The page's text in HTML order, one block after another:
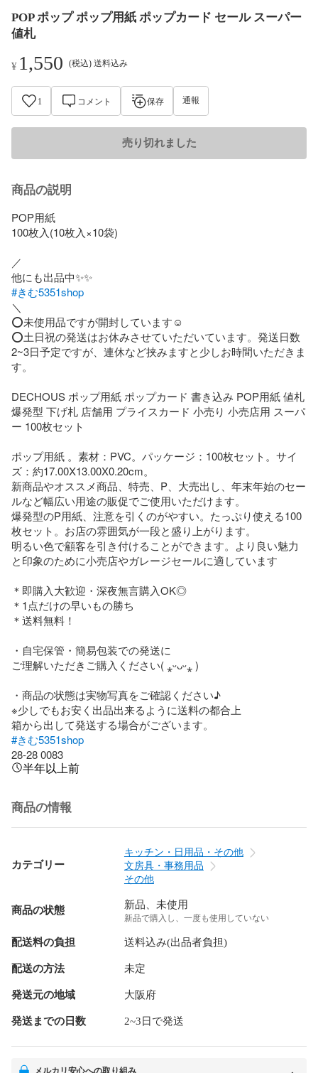
POP ポップ ポップ用紙 ポップカード セール スーパー
値札
¥ 1,550 (税込) 送料込み
1 コメント 保存 通報
売り切れました
商品の説明
POP用紙
100枚入(10枚入×10袋)
／
#きむ5351shop
＼
⭕️未使用品ですが開封しています☺︎︎
⭕️土日祝の発送はお休みさせていただいています。発送日数
2~3日予定ですが、連休など挟みますと少しお時間いただきま
す。
DECHOUS ポップ用紙 ポップカード 書き込み POP用紙 値札
爆発型 下げ札 店舗用 プライスカード 小売り 小売店用 スーパ
ー 100枚セット
ポップ用紙 。素材：PVC。パッケージ：100枚セット。サイ
ズ：約17.00X13.00X0.20cm。
新商品やオススメ商品、特売、P、大売出し、年末年始のセー
ルなど幅広い用途の販促でご使用いただけます。
爆発型のP用紙、注意を引くのがやすい。たっぷり使える100
枚セット。お店の雰囲気が一段と盛り上がります。
明るい色で顧客を引き付けることができます。より良い魅力
と印象のために小売店やガレージセールに適しています
＊即購入大歓迎・深夜無言購入OK◎
＊1点だけの早いもの勝ち
＊送料無料！
・自宅保管・簡易包装での発送に
ご理解いただきご購入ください( ⁎ᵕᴗᵕ⁎ )
・商品の状態は実物写真をご確認ください♪
※少しでもお安く出品出来るように送料の都合上
#きむ5351shop
28-28 0083
半年以上前
商品の情報
カテゴリー
キッチン・日用品・その他
文房具・事務用品
その他
商品の状態 新品、未使用
新品で購入し、一度も使用していない
配送料の負担 送料込み(出品者負担)
配送の方法 未定
発送元の地域 大阪府
発送までの日数 2~3日で発送
メルカリ安心への取り組み